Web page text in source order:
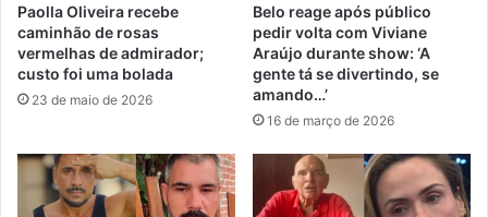
Paolla Oliveira recebe
caminhão de rosas
vermelhas de admirador;
custo foi uma bolada
23 de maio de 2026
Belo reage após público
pedir volta com Viviane
Araújo durante show: ‘A
gente tá se divertindo, se
amando…’
16 de março de 2026